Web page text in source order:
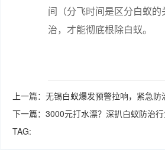
间（分飞时间是区分白蚁
治，才能彻底根除白蚁。
上一篇： 无锡白蚁爆发预警拉响，紧急防
下一篇： 3000元打水漂？深扒白蚁防治
TAG: